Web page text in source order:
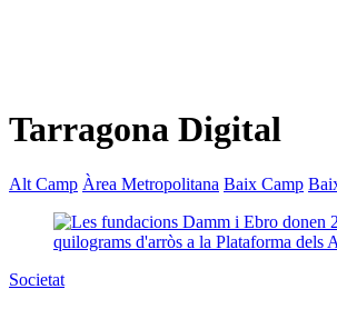
Tarragona Digital
Alt Camp Àrea Metropolitana Baix Camp
Societat